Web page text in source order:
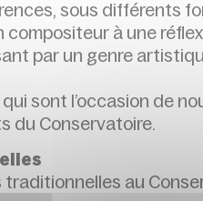
sous différents
à une
par un genre
sont l’occasion de
du Conservatoire.
au